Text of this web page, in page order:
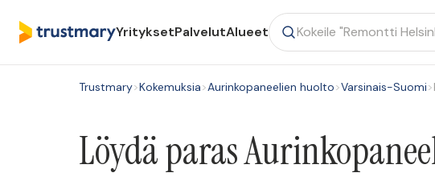
YrityksetPalvelutAlueet
Trustmary>Kokemuksia>Aurinkopaneelien huolto>Varsinais-Suomi>
Löydä paras